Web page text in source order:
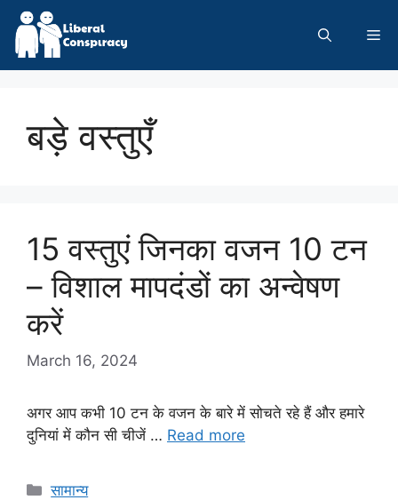
Skip
content
बड़े वस्तुएँ
15 वस्तुएं जिनका वजन 10 टन
– विशाल मापदंडों का अन्वेषण
करें
March 16, 2024
अगर आप कभी 10 टन के वजन के बारे में सोचते रहे हैं और हमारे
दुनियां में कौन सी चीजें … Read more
Categories
सामान्य